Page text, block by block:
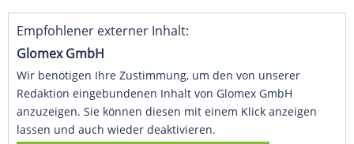
Empfohlener externer Inhalt:
Glomex GmbH
Wir benötigen Ihre Zustimmung, um den von unserer
Redaktion eingebundenen Inhalt von Glomex GmbH
anzuzeigen. Sie können diesen mit einem Klick anzeigen
lassen und auch wieder deaktivieren.